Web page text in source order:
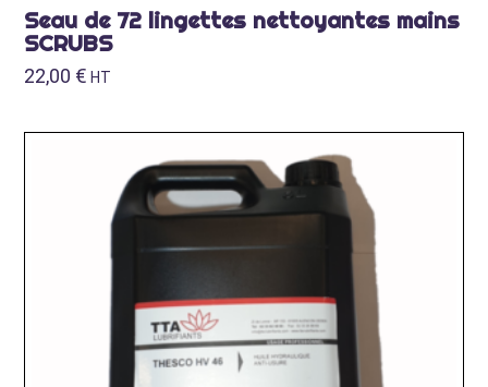
Seau de 72 lingettes nettoyantes mains
SCRUBS
22,00 € HT